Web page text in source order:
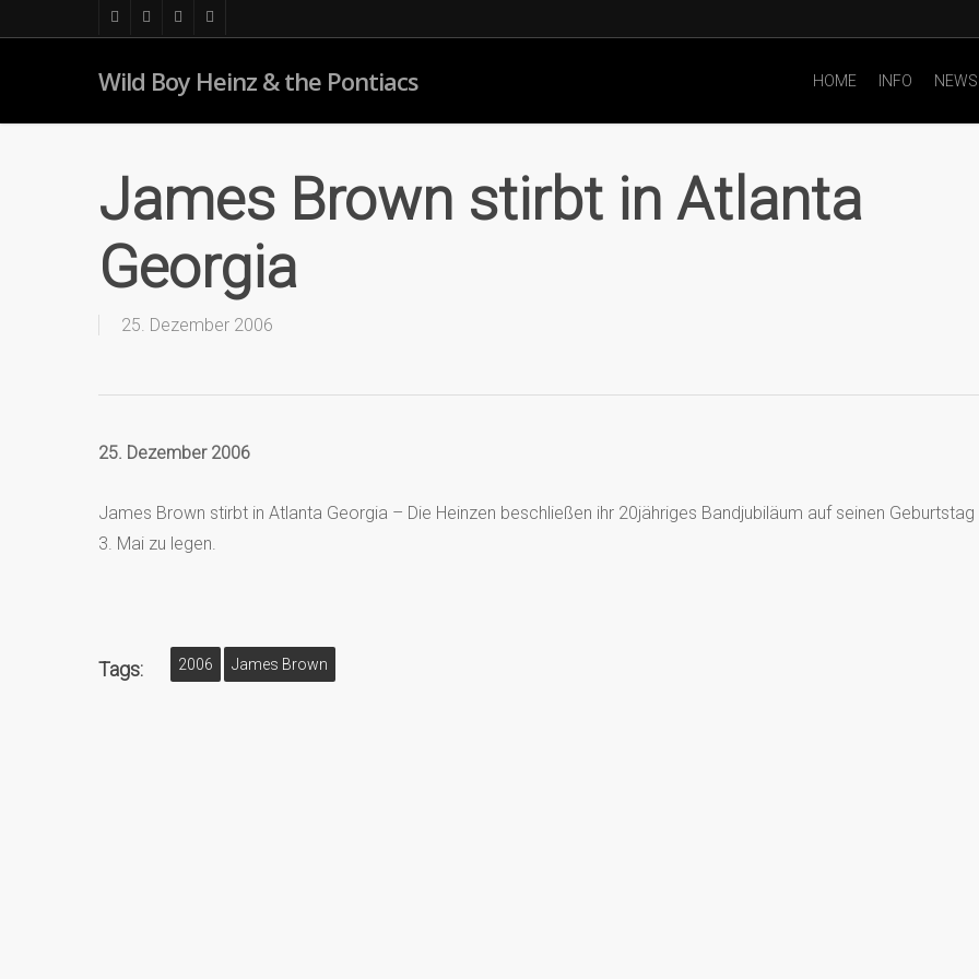
to
facebookyoutubeinstagramsoundcloud
Wild Boy Heinz & the Pontiacs HOME INFO NEWS
James Brown stirbt in Atlanta
Georgia
25. Dezember 2006
25. Dezember 2006
James Brown stirbt in Atlanta Georgia – Die Heinzen beschließen ihr 20jähriges Bandjubiläum auf seinen Geburtstag
3. Mai zu legen.
Tags: 2006 James Brown